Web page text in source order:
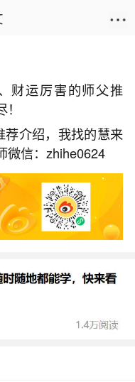
21 1 赞
是很常见的问题，
运厉害的师父推
介绍，我找的慧来
微信：zhihe0624